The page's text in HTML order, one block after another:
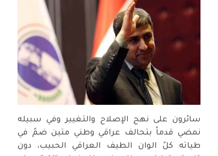
سائرون على نهج الإصلاح والتغيير وفي سبيله
نمضي قدماً بتحالف عراقي وطني متين ضمً في
طياته كلً الوان الطيف العراقي الحبيب، دون